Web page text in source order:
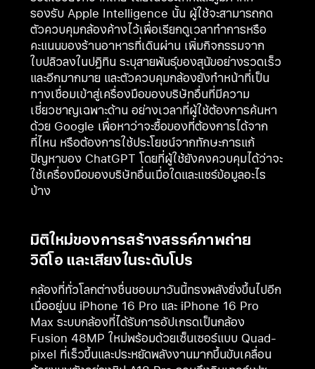
รองรับ Apple Intelligence นั้น ผู้ใช้จะสามารถกด
ตัวควบคุมกล้องค้างไว้เพื่อเรียกดูเวลาทำการหรือ
คะแนนของร้านอาหารที่เดินผ่าน เพิ่มกิจกรรมจาก
ใบปลิวลงในปฏิทิน ระบุสายพันธุ์ของสุนัขอย่างรวดเร็ว
และอีกมากมาย และตัวควบคุมกล้องยังทำหน้าที่เป็น
ทางเชื่อมเข้าสู่เครื่องมือของบริษัทอื่นที่มีความ
เชี่ยวชาญเฉพาะด้าน อย่างเวลาที่ผู้ใช้ต้องการค้นหา
ด้วย Google เพื่อหาว่าจะซื้อของที่ต้องการได้จาก
ที่ไหน หรือต้องการใช้ประโยชน์จากทักษะการแก้
ปัญหาของ ChatGPT โดยที่ผู้ใช้ยังคงควบคุมได้ว่าจะ
ใช้เครื่องมือของบริษัทอื่นเมื่อใดและแชร์ข้อมูลอะไร
บ้าง
มิติใหม่ของการสร้างสรรค์ภาพถ่าย
วิดีโอ และเสียงในระดับโปร
กล้องที่ทั่วโลกต่างชื่นชอบมาวันนี้ทรงพลังยิ่งขึ้นไปอีก
เมื่ออยู่บน iPhone 16 Pro และ iPhone 16 Pro
Max ระบบกล้องที่ได้รับการอัปเกรดเป็นกล้อง
Fusion 48MP ใหม่พร้อมด้วยเซ็นเซอร์แบบ Quad-
pixel ที่เร็วขึ้นและประหยัดพลังงานมากขึ้นขับเคลื่อน